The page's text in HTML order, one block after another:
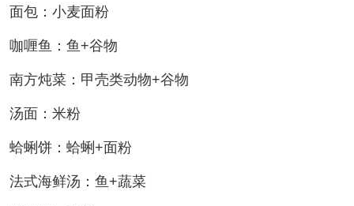
面包：小麦面粉
咖喱鱼：鱼+谷物
南方炖菜：甲壳类动物+谷物
汤面：米粉
蛤蜊饼：蛤蜊+面粉
法式海鲜汤：鱼+蔬菜